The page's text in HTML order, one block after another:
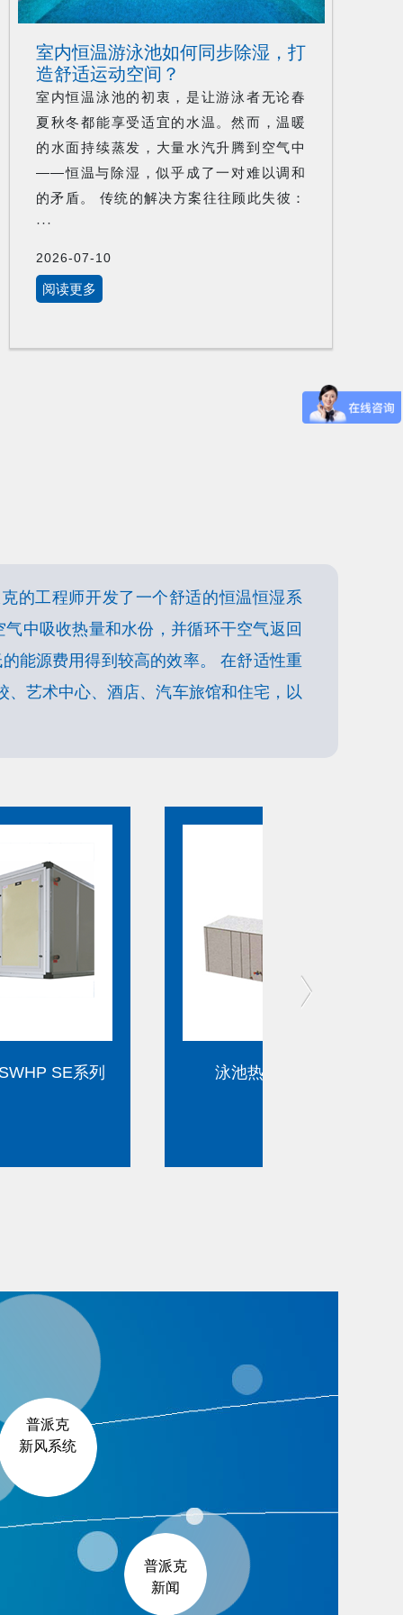
室内恒温游泳池如何同步除湿，打
造舒适运动空间？
室内恒温泳池的初衷，是让游泳者无论春
夏秋冬都能享受适宜的水温。然而，温暖
的水面持续蒸发，大量水汽升腾到空气中
——恒温与除湿，似乎成了一对难以调和
的矛盾。 传统的解决方案往往顾此失彼：
···
2026-07-10
阅读更多
的工程师开发了一个舒适的恒温恒湿系
中吸收热量和水份，并循环干空气返回
能源费用得到较高的效率。 在舒适性重
艺术中心、酒店、汽车旅馆和住宅，以
泳池热泵型除湿机AW系列
普派克
新风系统
普派克
新闻